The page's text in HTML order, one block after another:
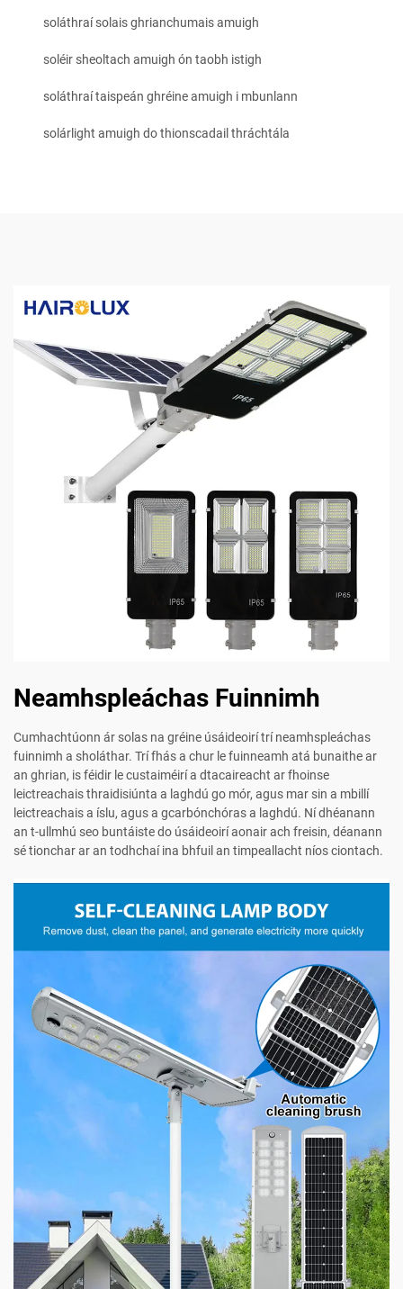
soláthraí solais ghrianchumais amuigh
soléir sheoltach amuigh ón taobh istigh
soláthraí taispeán ghréine amuigh i mbunlann
solárlight amuigh do thionscadail thráchtála
Neamhspleáchas Fuinnimh
Cumhachtúonn ár solas na gréine úsáideoirí trí neamhspleáchas
fuinnimh a sholáthar. Trí fhás a chur le fuinneamh atá bunaithe ar
an ghrian, is féidir le custaiméirí a dtacaireacht ar fhoinse
leictreachais thraidisiúnta a laghdú go mór, agus mar sin a mbillí
leictreachais a íslu, agus a gcarbónchóras a laghdú. Ní dhéanann
an t-ullmhú seo buntáiste do úsáideoirí aonair ach freisin, déanann
sé tionchar ar an todhchaí ina bhfuil an timpeallacht níos ciontach.